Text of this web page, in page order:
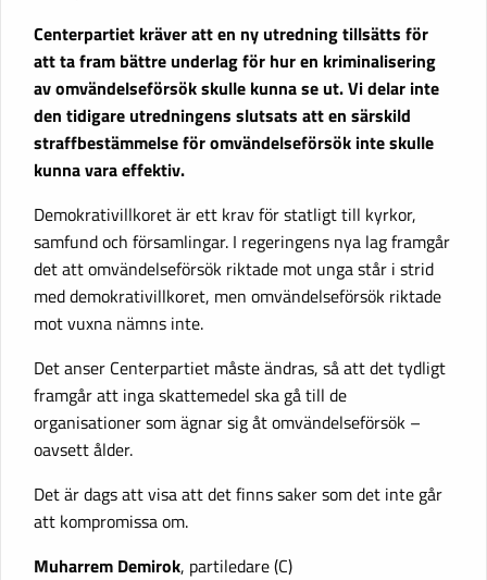
Centerpartiet kräver att en ny utredning tillsätts för
att ta fram bättre underlag för hur en kriminalisering
av omvändelseförsök skulle kunna se ut. Vi delar inte
den tidigare utredningens slutsats att en särskild
straffbestämmelse för omvändelseförsök inte skulle
kunna vara effektiv.
Demokrativillkoret är ett krav för statligt till kyrkor,
samfund och församlingar. I regeringens nya lag framgår
det att omvändelseförsök riktade mot unga står i strid
med demokrativillkoret, men omvändelseförsök riktade
mot vuxna nämns inte.
Det anser Centerpartiet måste ändras, så att det tydligt
framgår att inga skattemedel ska gå till de
organisationer som ägnar sig åt omvändelseförsök –
oavsett ålder.
Det är dags att visa att det finns saker som det inte går
att kompromissa om.
Muharrem Demirok, partiledare (C)